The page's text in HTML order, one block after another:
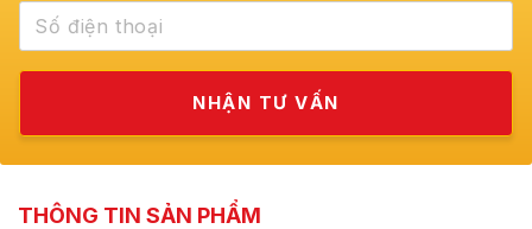
THÔNG TIN SẢN PHẨM